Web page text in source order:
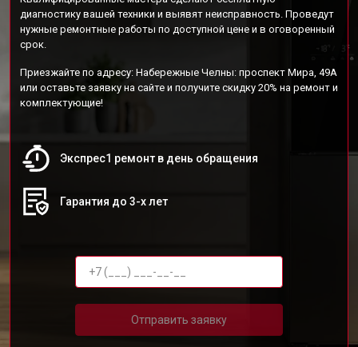
диагностику вашей техники и выявят неисправность. Проведут
нужные ремонтные работы по доступной цене и в оговоренный
срок.
Приезжайте по адресу: Набережные Челны: проспект Мира, 49А
или оставьте заявку на сайте и получите скидку 20% на ремонт и
комплектующие!
Экспрес1 ремонт в день обращения
Гарантия до 3-х лет
Отправить заявку